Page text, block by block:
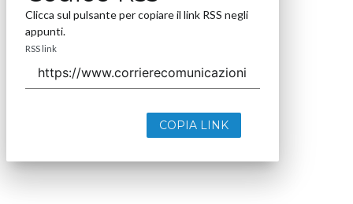
Clicca sul pulsante per copiare il link RSS negli
appunti.
RSS link
COPIA LINK